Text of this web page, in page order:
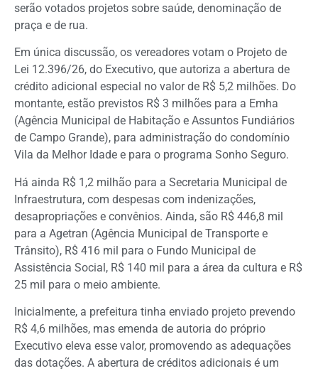
serão votados projetos sobre saúde, denominação de
praça e de rua.
Em única discussão, os vereadores votam o Projeto de
Lei 12.396/26, do Executivo, que autoriza a abertura de
crédito adicional especial no valor de R$ 5,2 milhões. Do
montante, estão previstos R$ 3 milhões para a Emha
(Agência Municipal de Habitação e Assuntos Fundiários
de Campo Grande), para administração do condomínio
Vila da Melhor Idade e para o programa Sonho Seguro.
Há ainda R$ 1,2 milhão para a Secretaria Municipal de
Infraestrutura, com despesas com indenizações,
desapropriações e convênios. Ainda, são R$ 446,8 mil
para a Agetran (Agência Municipal de Transporte e
Trânsito), R$ 416 mil para o Fundo Municipal de
Assistência Social, R$ 140 mil para a área da cultura e R$
25 mil para o meio ambiente.
Inicialmente, a prefeitura tinha enviado projeto prevendo
R$ 4,6 milhões, mas emenda de autoria do próprio
Executivo eleva esse valor, promovendo as adequações
das dotações. A abertura de créditos adicionais é um